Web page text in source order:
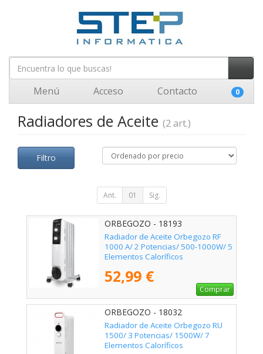
Menú Acceso Contacto 0
Radiadores de Aceite (2 art.)
Filtro
Ant. 01 Sig.
ORBEGOZO - 18193
Radiador de Aceite Orbegozo RF
1000 A/ 2 Potencias/ 500-1000W/ 5
Elementos Caloríficos
52,99 €
Comprar
ORBEGOZO - 18032
Radiador de Aceite Orbegozo RU
1500/ 3 Potencias/ 1500W/ 7
Elementos Caloríficos